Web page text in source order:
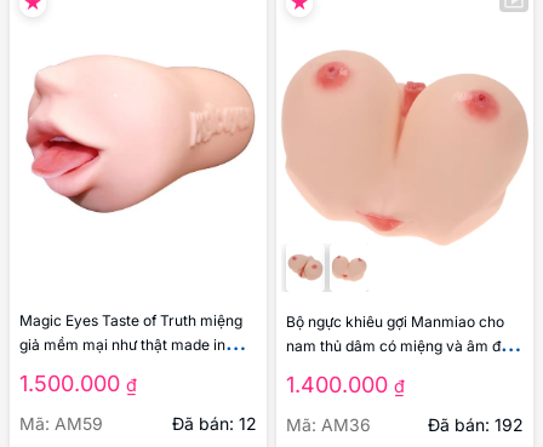
Magic Eyes Taste of Truth miệng
giả mềm mại như thật made in
1.500.000 ₫
Mã: AM59
Đã bán: 12
Bộ ngực khiêu gợi Manmiao cho
nam thủ dâm có miệng và âm đạo
1.400.000 ₫
Mã: AM36
Đã bán: 192